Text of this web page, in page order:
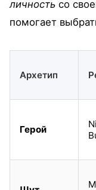
личность со
помогает
Архетип
Герой